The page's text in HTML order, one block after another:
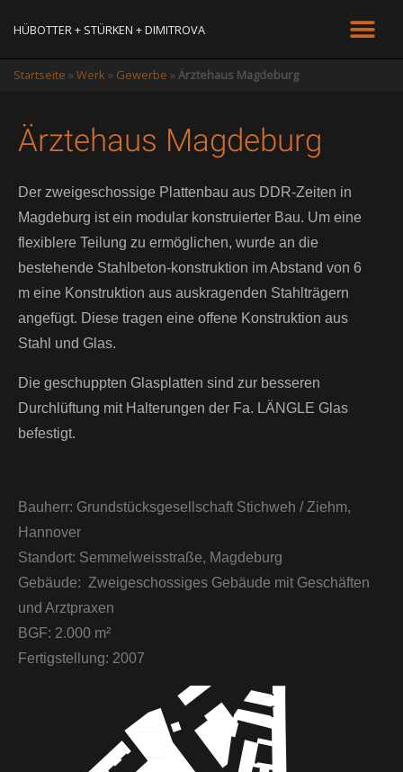
HÜBOTTER + STÜRKEN + DIMITROVA
Startseite » Werk » Gewerbe » Ärztehaus Magdeburg
Ärztehaus Magdeburg
Der zweigeschossige Plattenbau aus DDR-Zeiten in
Magdeburg ist ein modular konstruierter Bau. Um eine
flexiblere Teilung zu ermöglichen, wurde an die
bestehende Stahlbeton-konstruktion im Abstand von 6
m eine Konstruktion aus auskragenden Stahlträgern
angefügt. Diese tragen eine offene Konstruktion aus
Stahl und Glas.
Die geschuppten Glasplatten sind zur besseren
Durchlüftung mit Halterungen der Fa. LÄNGLE Glas
befestigt.
Bauherr: Grundstücksgesellschaft Stichweh / Ziehm,
Hannover
Standort: Semmelweisstraße, Magdeburg
Gebäude: Zweigeschossiges Gebäude mit Geschäften
und Arztpraxen
BGF: 2.000 m²
Fertigstellung: 2007